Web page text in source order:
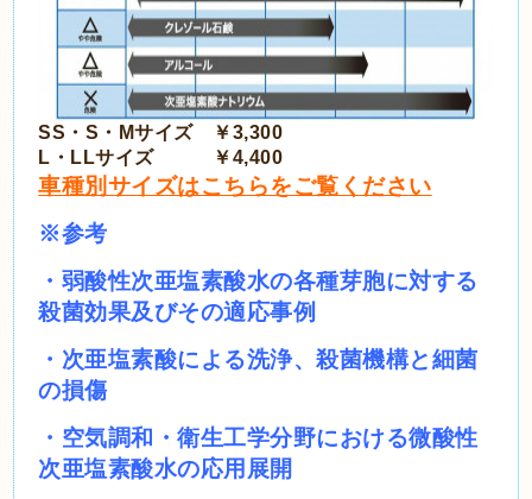
SS・S・Mサイズ ￥3,300
L・LLサイズ ￥4,400
車種別サイズはこちらをご覧ください
※参考
・弱酸性次亜塩素酸水の各種芽胞に対する
殺菌効果及びその適応事例
・ 次亜塩素酸による洗浄、殺菌機構と細菌
の損傷
・ 空気調和・衛生工学分野における微酸性
次亜塩素酸水の応用展開